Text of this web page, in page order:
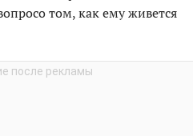
том, как ему живется